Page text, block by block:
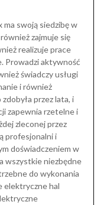
ma swoją siedzibę w
zajmuje się
realizuje prace
Prowadzi aktywność
świadczy usługi
i również
przez lata, i
zapewnia rzetelne i
zleconej przez
profesjonalni i
doświadczeniem w
wszystkie niezbędne
do wykonania
elektryczne hal